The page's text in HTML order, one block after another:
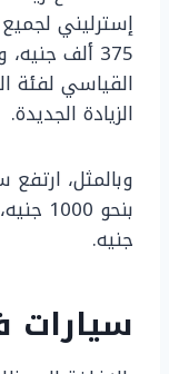
إسترليني
375 ألف
الزيادة الجديدة.
جنيه.
سيارات